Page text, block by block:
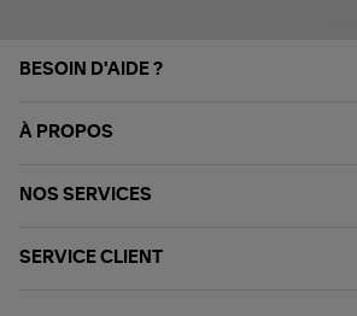
BESOIN D'AIDE ?
À PROPOS
NOS SERVICES
SERVICE CLIENT